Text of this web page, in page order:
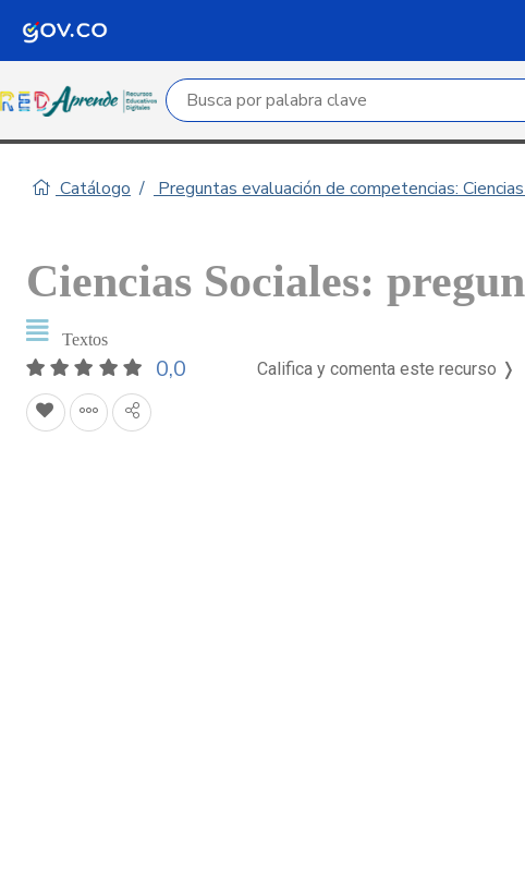
Campo de búsqueda por palabra clave
Catálogo Preguntas evaluación de competencias:
Ciencias Sociales:
Textos
0,0 Califica y comenta este recurso ❭